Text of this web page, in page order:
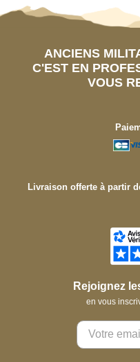
ANCIENS
C'EST EN
VOUS
Livraison offerte à partir
Rejoignez
en vous